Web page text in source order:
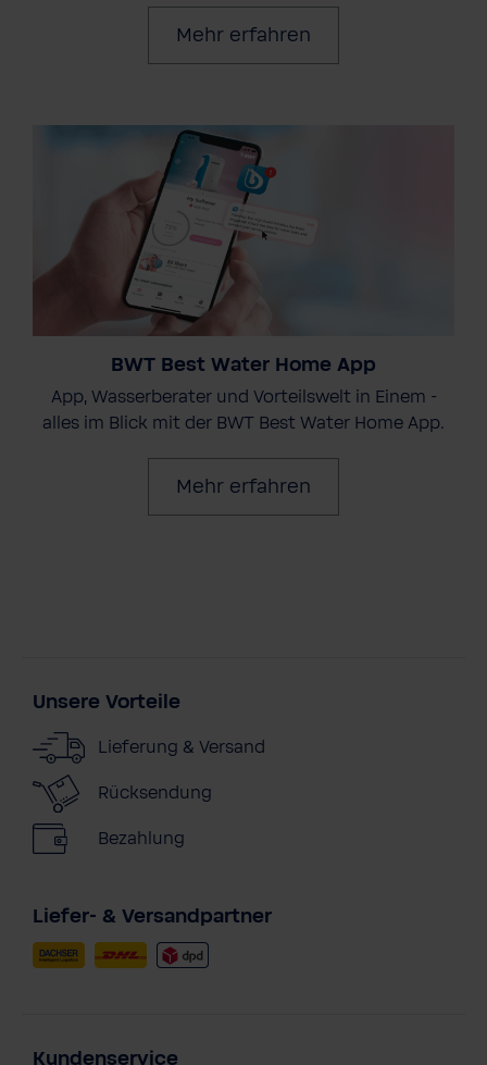
Mehr erfahren
BWT Best Water Home App
App, Wasserberater und Vorteilswelt in Einem -
alles im Blick mit der BWT Best Water Home App.
Mehr erfahren
Unsere Vorteile
Lieferung & Versand
Rücksendung
Bezahlung
Liefer- & Versandpartner
Kundenservice